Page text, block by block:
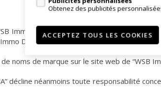
Immo Dilbeek CVBA - WSB-Group
Dilbeek CVBA - WSB-Group BVBA”.
noms de marque sur le site web de “WSB
décline néanmoins toute responsabilité
Obtenez des publicités
ACCEPTEZ TOUS LES COOKIES